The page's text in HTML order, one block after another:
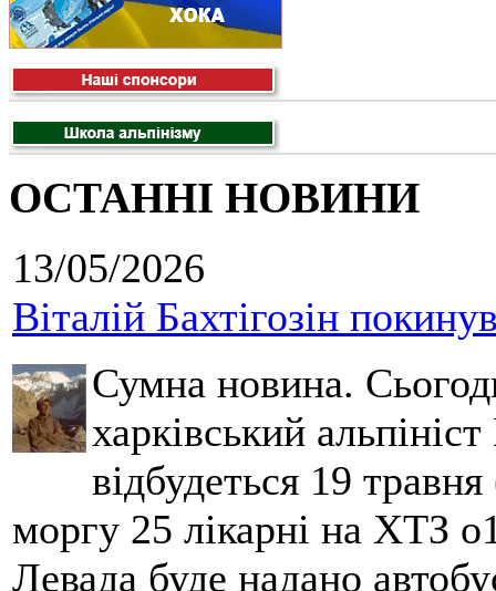
ОСТАННІ НОВИНИ
13/05/2026
Віталій Бахтігозін
Сумна новина.
харківський
відбудеться 19
моргу 25 лікарні на ХТЗ
Левада буде надано